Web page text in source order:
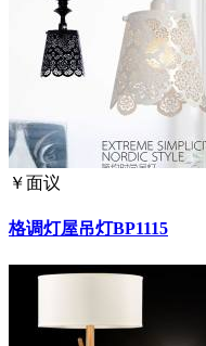
￥面议
格调灯屋吊灯BP1115